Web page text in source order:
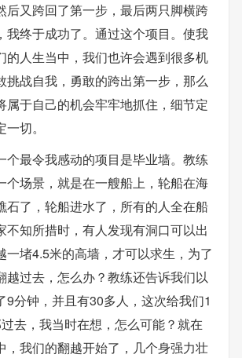
后又跨回了第一步，最后两只脚横跨
我终于成功了。通过这个项目。使我
的人生当中，我们也许会遇到很多机
挑战自我，勇敢的跨出第一步，那么
属于自己的机会牢牢地抓住，细节定
切。
个最令我感动的项目是毕业墙。教练
个场景，就是在一艘船上，轮船在海
石了，轮船进水了，所有的人全在船
不知所措时，有人发现有洞口可以出
一堵4.5米的高墙，才可以求生，为了
越过去，怎么办？教练还告诉我们以
9分钟，并且有30多人，这次给我们1
去，我当时在想，怎么可能？就在
，我们的翻越开始了，几个身强力壮